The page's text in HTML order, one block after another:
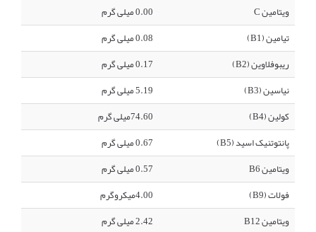
ویتامین C
0.00 میلی گرم
تیامین (B1)
0.08 میلی گرم
ریبوفلاوین (B2)
0.17 میلی گرم
نیاسین (B3)
5.19 میلی گرم
کولین (B4)
74.60میلی گرم
پانتوتنیک اسید (B5)
0.67 میلی گرم
ویتامین B6
0.57 میلی گرم
فولات (B9)
4.00میکروگرم
ویتامین B12
2.42 میلی گرم